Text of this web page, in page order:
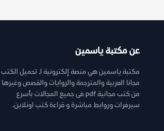
عن مكتبة ياسمين
مكتبة ياسمين هي منصة إلكترونية لـ تحميل الكتب
مجانا العربية والمترجمة والروايات والقصص وغيرها
من كتب مجانية pdf فى جميع المجالات بأسرع
سيرفرات وروابط مباشرة و قراءة كتب اونلاين.